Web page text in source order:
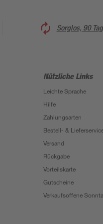
Sorglos, 90
Nützliche Links
Leichte Sprache
Hilfe
Zahlungsarten
Bestell- &
Versand
Rückgabe
Vorteilskarte
Gutscheine
Verkaufsoffene